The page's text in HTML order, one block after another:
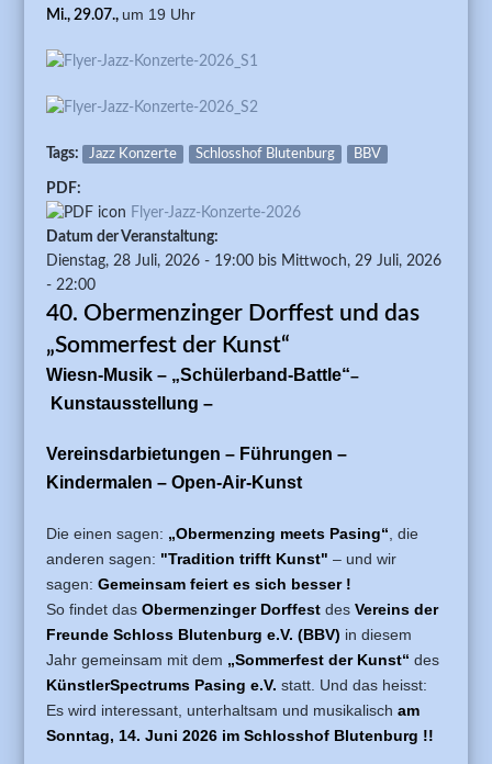
Mi., 29.07., um 19 Uhr
Tags: Jazz Konzerte Schlosshof Blutenburg BBV
PDF:
Flyer-Jazz-Konzerte-2026
Datum der Veranstaltung:
Dienstag, 28 Juli, 2026 - 19:00 bis Mittwoch, 29 Juli, 2026
- 22:00
40. Obermenzinger Dorffest und das
„Sommerfest der Kunst“
Wiesn-Musik – „Schülerband-Battle“–
Kunstausstellung –
Vereinsdarbietungen – Führungen –
Kindermalen – Open-Air-Kunst
Die einen sagen: „Obermenzing meets Pasing“ , die
anderen sagen: "Tradition trifft Kunst" – und wir
sagen:Gemeinsam feiert es sich besser !
So findet dasObermenzinger Dorffest desVereins der
Freunde Schloss Blutenburg e.V. (BBV) in diesem
Jahr gemeinsam mit dem „Sommerfest der Kunst“ des
KünstlerSpectrums Pasing e.V. statt. Und das heisst:
Es wird interessant, unterhaltsam und musikalischam
Sonntag, 14. Juni 2026 im Schlosshof Blutenburg !!